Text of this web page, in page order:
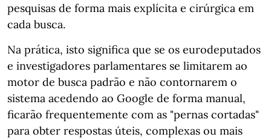
pesquisas de forma mais explícita e cirúrgica em
cada busca.
Na prática, isto significa que se os eurodeputados
e investigadores parlamentares se limitarem ao
motor de busca padrão e não contornarem o
sistema acedendo ao Google de forma manual,
ficarão frequentemente com as "pernas cortadas"
para obter respostas úteis, complexas ou mais